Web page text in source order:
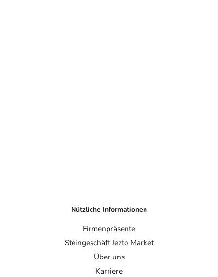
Nützliche Informationen
Firmenpräsente
Steingeschäft Jezto Market
Über uns
Karriere